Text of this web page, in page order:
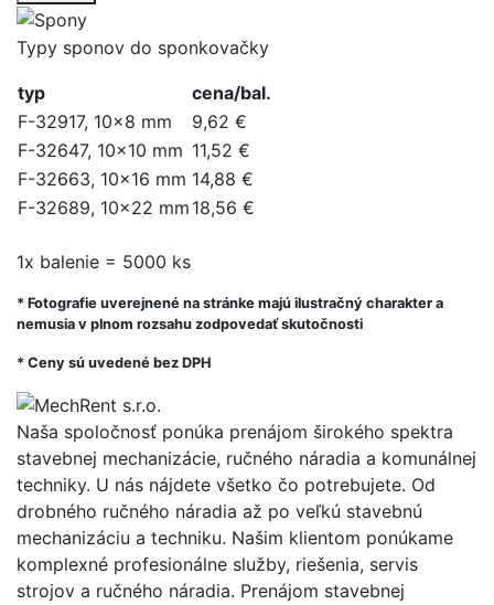
Typy sponov do sponkovačky
typ
cena/bal.
F-32917, 10x8 mm
9,62 €
F-32647, 10x10 mm 11,52 €
F-32663, 10x16 mm 14,88 €
F-32689, 10x22 mm 18,56 €
1x balenie = 5000 ks
* Fotografie uverejnené na stránke majú ilustračný charakter a
nemusia v plnom rozsahu zodpovedať skutočnosti
* Ceny sú uvedené bez DPH
Naša spoločnosť ponúka prenájom širokého spektra
stavebnej mechanizácie, ručného náradia a komunálnej
techniky. U nás nájdete všetko čo potrebujete. Od
drobného ručného náradia až po veľkú stavebnú
mechanizáciu a techniku. Našim klientom ponúkame
komplexné profesionálne služby, riešenia, servis
strojov a ručného náradia. Prenájom stavebnej